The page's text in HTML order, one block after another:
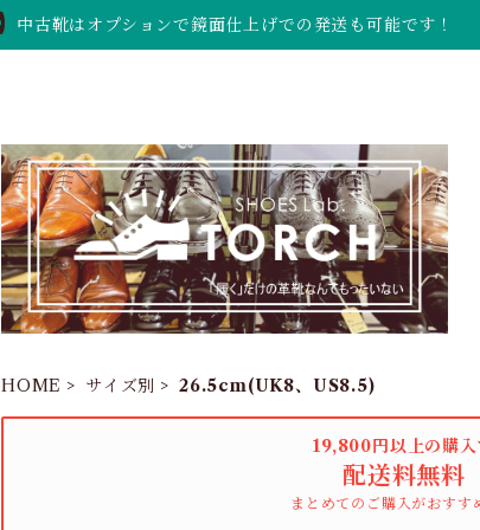
中古靴はオプションで鏡面仕上げでの発送も可能です！
HOME サイズ別 26.5cm(UK8、US8.5)
19,800円以上の購入
配送料無料
まとめてのご購入がおすす